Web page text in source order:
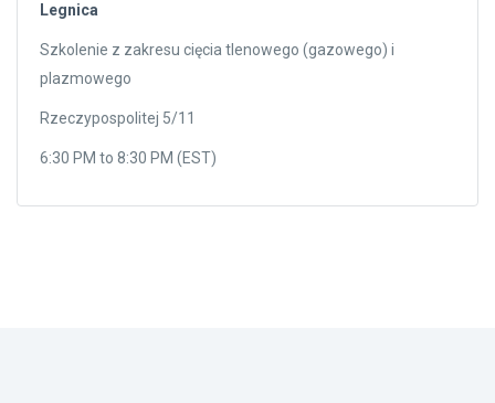
Legnica
Szkolenie z zakresu cięcia tlenowego (gazowego) i
plazmowego
Rzeczypospolitej 5/11
6:30 PM to 8:30 PM (EST)